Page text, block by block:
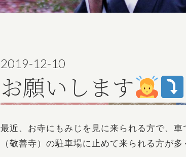
2019-12-10
お願いします
最近、お寺にもみじを見に来られる方で、
（敬善寺）の駐車場に止めて来られる方が多